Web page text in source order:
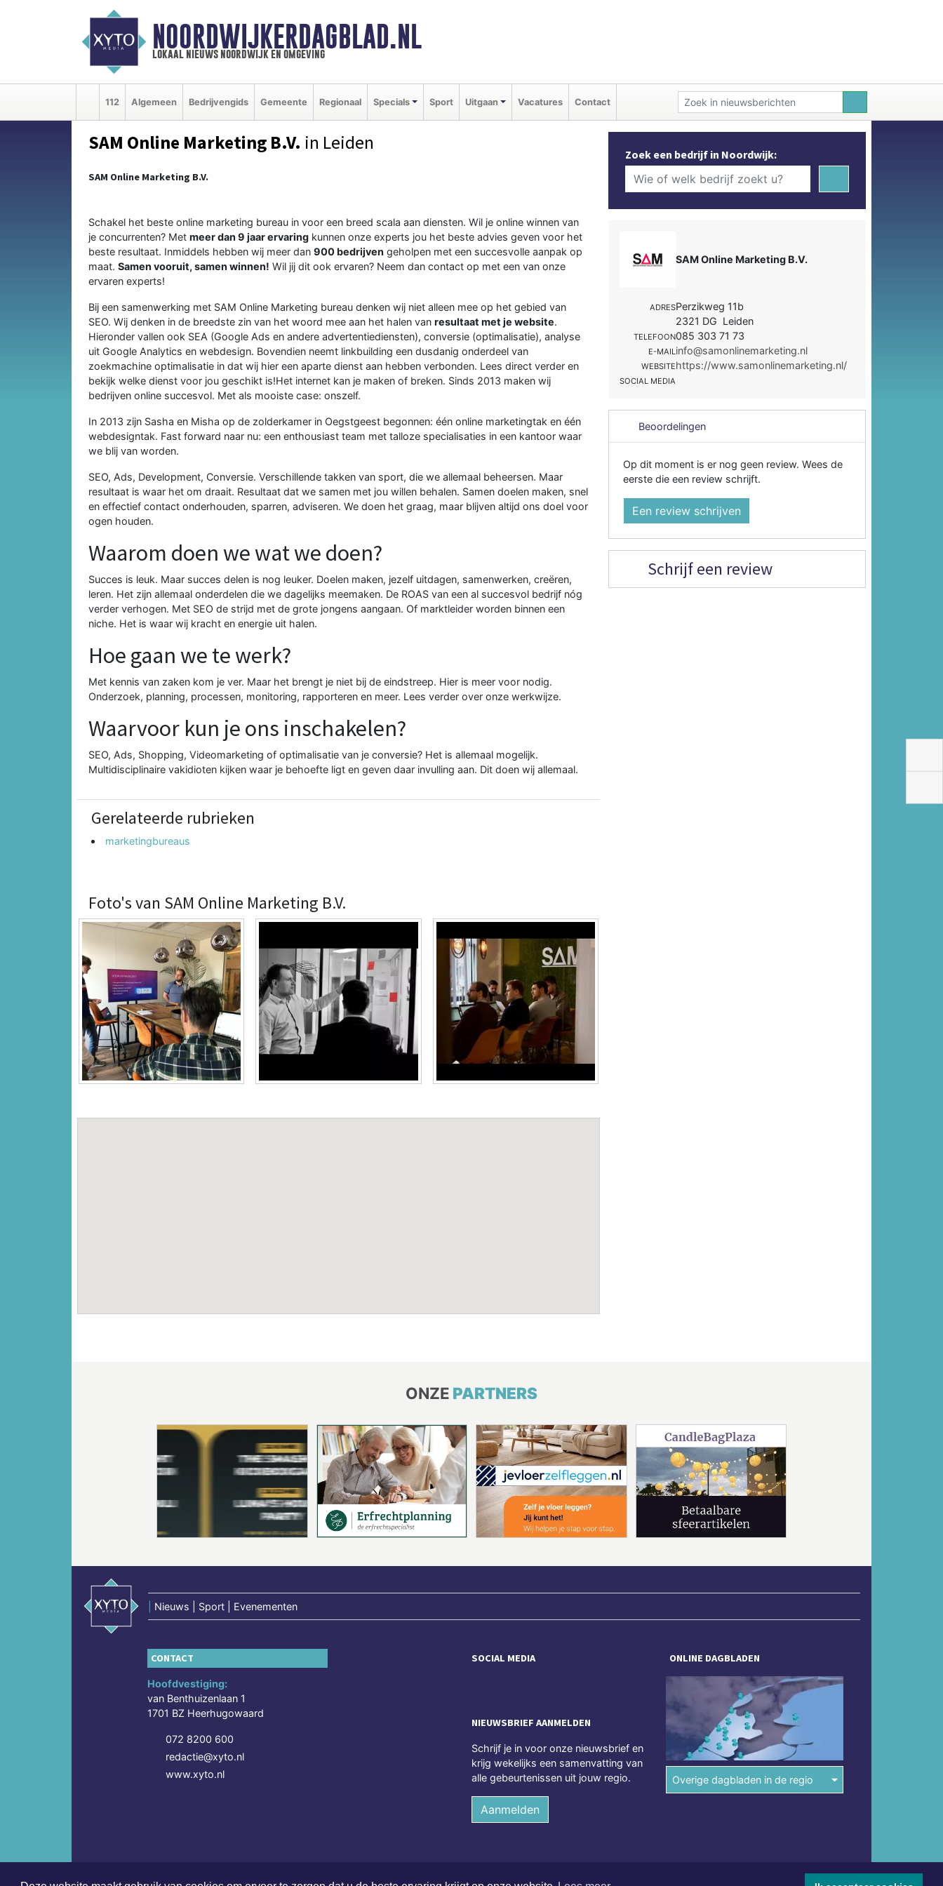
NOORDWIJKERDAGBLAD.NL
lokaal nieuws noordwijk en omgeving
112 Algemeen Bedrijvengids Gemeente Regionaal Specials Sport Uitgaan Vacatures Contact
SAM Online Marketing B.V. in Leiden
SAM Online Marketing B.V.
Schakel het beste online marketing bureau in voor een breed scala aan diensten. Wil je online winnen van
je concurrenten? Met meer dan 9 jaar ervaring kunnen onze experts jou het beste advies geven voor het
beste resultaat. Inmiddels hebben wij meer dan 900 bedrijven geholpen met een succesvolle aanpak op
maat. Samen vooruit, samen winnen! Wil jij dit ook ervaren? Neem dan contact op met een van onze
ervaren experts!
Bij een samenwerking met SAM Online Marketing bureau denken wij niet alleen mee op het gebied van
SEO. Wij denken in de breedste zin van het woord mee aan het halen van resultaat met je website.
Hieronder vallen ook SEA (Google Ads en andere advertentiediensten), conversie (optimalisatie), analyse
uit Google Analytics en webdesign. Bovendien neemt linkbuilding een dusdanig onderdeel van
zoekmachine optimalisatie in dat wij hier een aparte dienst aan hebben verbonden. Lees direct verder en
bekijk welke dienst voor jou geschikt is!Het internet kan je maken of breken. Sinds 2013 maken wij
bedrijven online succesvol. Met als mooiste case: onszelf.
In 2013 zijn Sasha en Misha op de zolderkamer in Oegstgeest begonnen: één online marketingtak en één
webdesigntak. Fast forward naar nu: een enthousiast team met talloze specialisaties in een kantoor waar
we blij van worden.
SEO, Ads, Development, Conversie. Verschillende takken van sport, die we allemaal beheersen. Maar
resultaat is waar het om draait. Resultaat dat we samen met jou willen behalen. Samen doelen maken, snel
en effectief contact onderhouden, sparren, adviseren. We doen het graag, maar blijven altijd ons doel voor
ogen houden.
Waarom doen we wat we doen?
Succes is leuk. Maar succes delen is nog leuker. Doelen maken, jezelf uitdagen, samenwerken, creëren,
leren. Het zijn allemaal onderdelen die we dagelijks meemaken. De ROAS van een al succesvol bedrijf nóg
verder verhogen. Met SEO de strijd met de grote jongens aangaan. Of marktleider worden binnen een
niche. Het is waar wij kracht en energie uit halen.
Hoe gaan we te werk?
Met kennis van zaken kom je ver. Maar het brengt je niet bij de eindstreep. Hier is meer voor nodig.
Onderzoek, planning, processen, monitoring, rapporteren en meer. Lees verder over onze werkwijze.
Waarvoor kun je ons inschakelen?
SEO, Ads, Shopping, Videomarketing of optimalisatie van je conversie? Het is allemaal mogelijk.
Multidisciplinaire vakidioten kijken waar je behoefte ligt en geven daar invulling aan. Dit doen wij allemaal.
Gerelateerde rubrieken
marketingbureaus
Foto's van SAM Online Marketing B.V.
Zoek een bedrijf in Noordwijk:
SAM Online Marketing B.V.
ADRESPerzikweg 11b
2321 DG Leiden
TELEFOON085 303 71 73
E-MAILinfo@samonlinemarketing.nl
WEBSITEhttps://www.samonlinemarketing.nl/
SOCIAL MEDIA
Beoordelingen
Op dit moment is er nog geen review. Wees de
eerste die een review schrijft.
Een review schrijven
Schrijf een review
ONZE PARTNERS
Nieuws | Sport | Evenementen
CONTACT
Hoofdvestiging:
van Benthuizenlaan 1
1701 BZ Heerhugowaard
072 8200 600
redactie@xyto.nl
www.xyto.nl
SOCIAL MEDIA
NIEUWSBRIEF AANMELDEN
Schrijf je in voor onze nieuwsbrief en
krijg wekelijks een samenvatting van
alle gebeurtenissen uit jouw regio.
Aanmelden
ONLINE DAGBLADEN
Overige dagbladen in de regio